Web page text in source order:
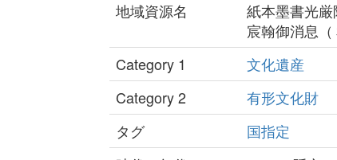
地域資源名
紙本墨書光
宸翰御消息（
Category 1
文化遺産
Category 2
有形文化財
タグ
国指定